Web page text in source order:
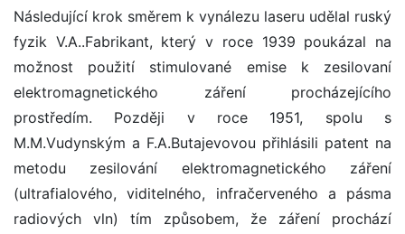
Následující krok směrem k vynálezu laseru udělal ruský
fyzik V.A..Fabrikant, který v roce 1939 poukázal na
možnost použití stimulované emise k zesilovaní
elektromagnetického záření procházejícího
prostředím. Později v roce 1951, spolu s
M.M.Vudynským a F.A.Butajevovou přihlásili patent na
metodu zesilování elektromagnetického záření
(ultrafialového, viditelného, infračerveného a pásma
radiových vln) tím způsobem, že záření prochází